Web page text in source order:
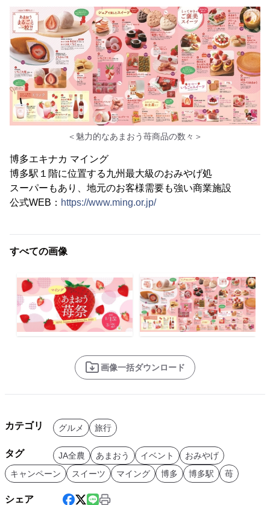
＜魅力的なあまおう苺商品の数々＞
博多エキナカ マイング
博多駅１階に位置する九州最大級のおみやげ処
スーパーもあり、地元のお客様需要も強い商業施設
公式WEB： https://www.ming.or.jp/
すべての画像
画像一括ダウンロード
カテゴリ グルメ 旅行
タグ JA全農 あまおう イベント
おみやげ
キャンペーン
スイーツ マイング 博多 博多駅 苺
シェア